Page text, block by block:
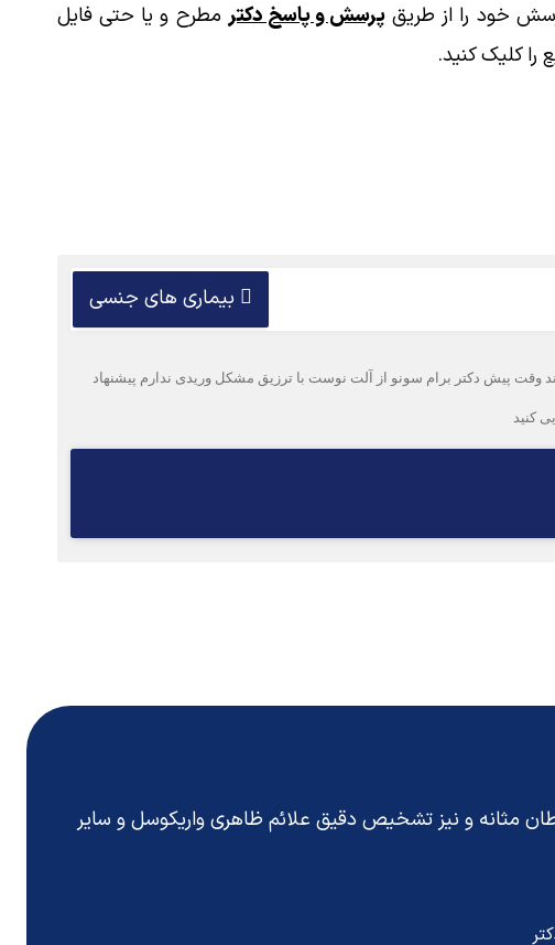
خود را از طریق پرسش و پاسخ دکتر مطرح و یا حتی فایل
را کلیک کنید.
بیماری های جنسی
دارم مدتی مشکل نعوظ دارم یعنی آلتم سفت نمیشه از قرص سیلدنافیل استفاده کردم اوایل خوب بود ولی الان ج نمیده قند ۱۴۵ و چند وقت پیش دکتر برام سونو از آلت نوست با ترزیق مشکل وریدی ندارم پیشنهاد
مثانه و نیز تشخیص دقیق علائم ظاهری واریکوسلو سایر